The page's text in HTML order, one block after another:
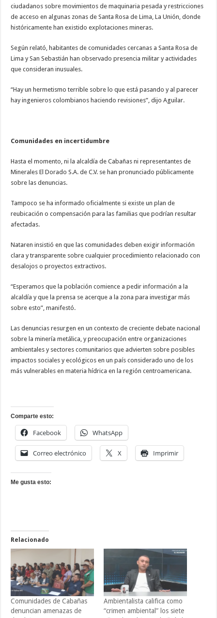
ciudadanos sobre movimientos de maquinaria pesada y restricciones
de acceso en algunas zonas de Santa Rosa de Lima, La Unión, donde
históricamente han existido explotaciones mineras.
Según relató, habitantes de comunidades cercanas a Santa Rosa de
Lima y San Sebastián han observado presencia militar y actividades
que consideran inusuales.
“Hay un hermetismo terrible sobre lo que está pasando y al parecer
hay ingenieros colombianos haciendo revisiones”, dijo Aguilar.
Comunidades en incertidumbre
Hasta el momento, ni la alcaldía de Cabañas ni representantes de
Minerales El Dorado S.A. de C.V. se han pronunciado públicamente
sobre las denuncias.
Tampoco se ha informado oficialmente si existe un plan de
reubicación o compensación para las familias que podrían resultar
afectadas.
Nataren insistió en que las comunidades deben exigir información
clara y transparente sobre cualquier procedimiento relacionado con
desalojos o proyectos extractivos.
“Esperamos que la población comience a pedir información a la
alcaldía y que la prensa se acerque a la zona para investigar más
sobre esto”, manifestó.
Las denuncias resurgen en un contexto de creciente debate nacional
sobre la minería metálica, y preocupación entre organizaciones
ambientales y sectores comunitarios que advierten sobre posibles
impactos sociales y ecológicos en un país considerado uno de los
más vulnerables en materia hídrica en la región centroamericana.
Comparte esto:
Facebook WhatsApp
Correo electrónico X Imprimir
Me gusta esto:
Relacionado
Comunidades de Cabañas
denuncian amenazas de
Ambientalista califica como
“crimen ambiental” los siete